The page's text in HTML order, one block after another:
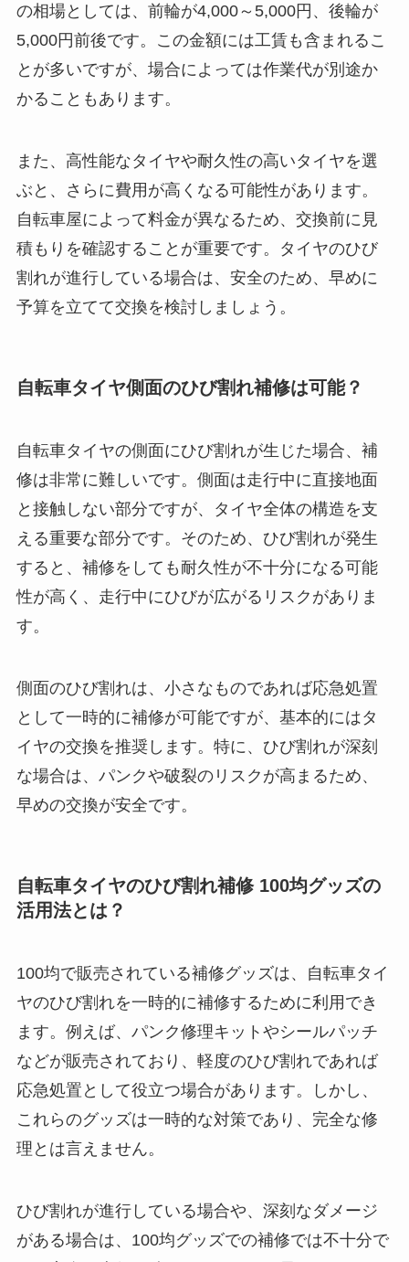
の相場としては、前輪が4,000～5,000円、後輪が
5,000円前後です。この金額には工賃も含まれるこ
とが多いですが、場合によっては作業代が別途か
かることもあります。
また、高性能なタイヤや耐久性の高いタイヤを選
ぶと、さらに費用が高くなる可能性があります。
自転車屋によって料金が異なるため、交換前に見
積もりを確認することが重要です。タイヤのひび
割れが進行している場合は、安全のため、早めに
予算を立てて交換を検討しましょう。
自転車タイヤ側面のひび割れ補修は可能？
自転車タイヤの側面にひび割れが生じた場合、補
修は非常に難しいです。側面は走行中に直接地面
と接触しない部分ですが、タイヤ全体の構造を支
える重要な部分です。そのため、ひび割れが発生
すると、補修をしても耐久性が不十分になる可能
性が高く、走行中にひびが広がるリスクがありま
す。
側面のひび割れは、小さなものであれば応急処置
として一時的に補修が可能ですが、基本的にはタ
イヤの交換を推奨します。特に、ひび割れが深刻
な場合は、パンクや破裂のリスクが高まるため、
早めの交換が安全です。
自転車タイヤのひび割れ補修 100均グッズの
活用法とは？
100均で販売されている補修グッズは、自転車タイ
ヤのひび割れを一時的に補修するために利用でき
ます。例えば、パンク修理キットやシールパッチ
などが販売されており、軽度のひび割れであれば
応急処置として役立つ場合があります。しかし、
これらのグッズは一時的な対策であり、完全な修
理とは言えません。
ひび割れが進行している場合や、深刻なダメージ
がある場合は、100均グッズでの補修では不十分で